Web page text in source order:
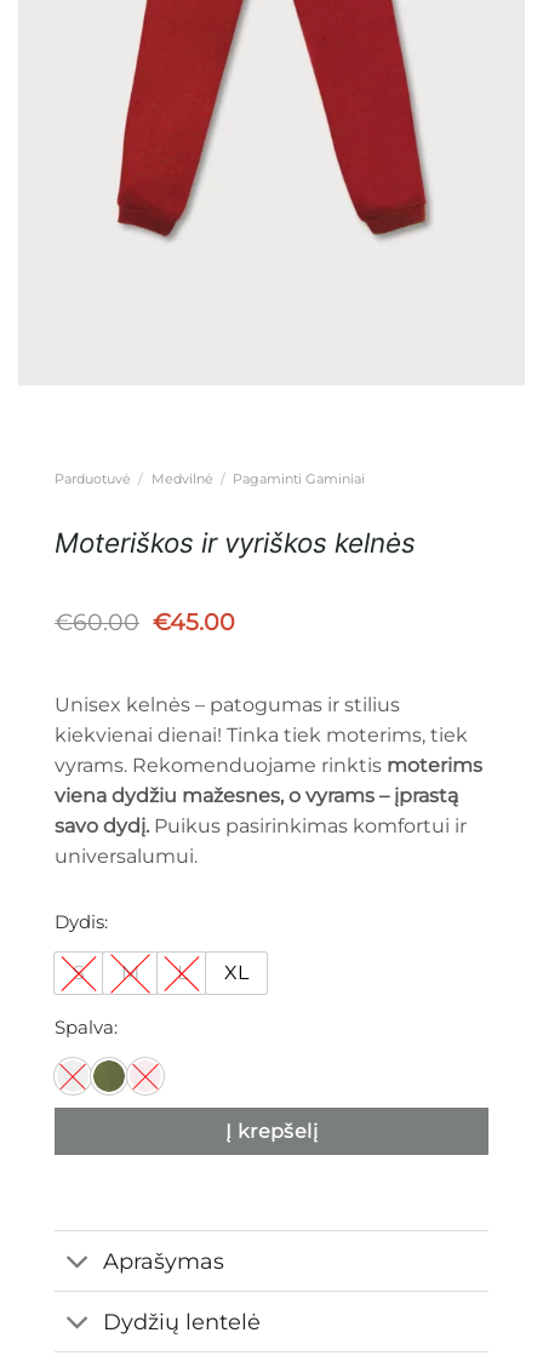
Parduotuvė / Medvilnė / Pagaminti Gaminiai
Moteriškos ir vyriškos kelnės
€60.00 Original
€60.00.
€45.00Current
Unisex kelnės – patogumas ir stilius
kiekvienai dienai! Tinka tiek moterims, tiek
vyrams. Rekomenduojame rinktis moterims
viena dydžiu mažesnes, o vyrams – įprastą
savo dydį. Puikus pasirinkimas komfortui ir
universalumui.
Dydis
S M L XL
Spalva
Į krepšelį
Aprašymas
Dydžių lentelė